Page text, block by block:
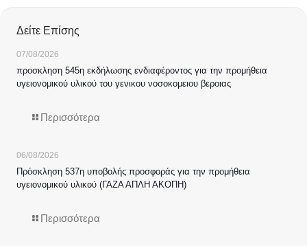
Δείτε Επίσης
07/08/2026
προσκληση 545η εκδήλωσης ενδιαφέροντος για την προμήθεια
υγειονομικού υλικού του γενικου νοσοκομειου βεροιας
Περισσότερα
06/08/2026
Πρόσκληση 537η υποβολής προσφοράς για την προμήθεια
υγειονομικού υλικού (ΓΑΖΑ ΑΠΛΗ ΑΚΟΠΗ)
Περισσότερα